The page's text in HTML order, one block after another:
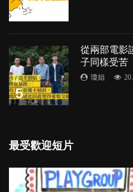
4
5
從兩部電影
子同樣受苦
瓊姐
最受歡迎短片